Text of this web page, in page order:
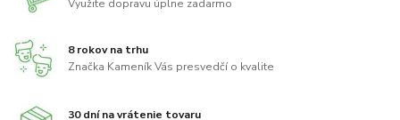
Využite dopravu úplne zadarmo
8 rokov na trhu
Značka Kameník Vás presvedčí o kvalite
30 dní na vrátenie tovaru